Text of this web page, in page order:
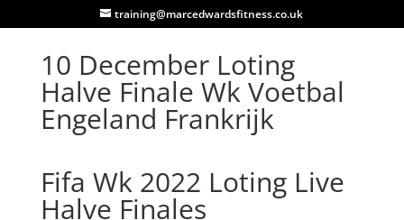
training@marcedwardsfitness.co.uk
10 December Loting
Halve Finale Wk Voetbal
Engeland Frankrijk
Fifa Wk 2022 Loting Live
Halve Finales